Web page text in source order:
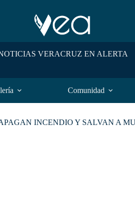
VERACRUZ EN ALERTA
Comunidad
INCENDIO Y SALVAN A